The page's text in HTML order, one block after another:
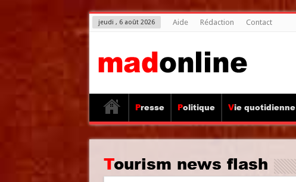
jeudi , 6 août 2026 Aide Rédaction Contact
Presse Politique Vie quotidienne
Tourism news flash